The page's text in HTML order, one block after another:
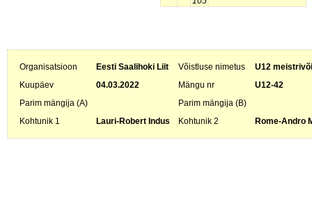
Organisatsioon Eesti Saalihoki Liit Võistluse nimetus
U12
Kuupäev
04.03.2022 Mängu nr
U12-42
Parim mängija (A)
Parim mängija (B)
Kohtunik 1
Lauri-Robert Indus Kohtunik 2 Rome-Andro